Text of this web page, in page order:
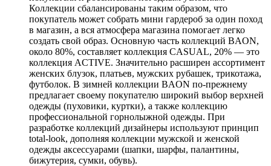
Коллекции сбалансированы таким образом, что
покупатель может собрать мини гардероб за один поход
в магазин, а вся атмосфера магазина помогает легко
создать свой образ. Основную часть коллекций BAON,
около 80%, составляет коллекция CASUAL, 20% — это
коллекция ACTIVE. Значительно расширен ассортимент
женских блузок, платьев, мужских рубашек, трикотажа,
футболок. В зимней коллекции BAON по-прежнему
предлагает своему покупателю широкий выбор верхней
одежды (пуховики, куртки), а также коллекцию
профессиональной горнолыжной одежды. При
разработке коллекций дизайнеры используют принцип
total-look, дополняя коллекции мужской и женской
одежды аксессуарами (шапки, шарфы, палантины,
бижутерия, сумки, обувь).